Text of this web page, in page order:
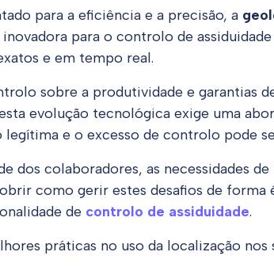
para a eficiência e a precisão, a
para o controlo de assiduidade
e em tempo real.
sobre a produtividade e garantias
evolução tecnológica exige uma
e o excesso de controlo pode
dos colaboradores, as necessidades
como gerir estes desafios de forma
de controlo de assiduidade.
práticas no uso da localização nos